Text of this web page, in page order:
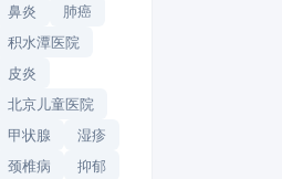
鼻炎
肺癌
积水潭医院
皮炎
北京儿童医院
甲状腺
湿疹
颈椎病
抑郁